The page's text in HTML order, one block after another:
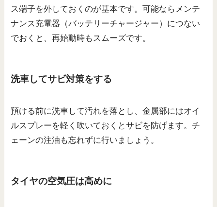
ス端子を外しておくのが基本です。可能ならメンテ
ナンス充電器（バッテリーチャージャー）につない
でおくと、再始動時もスムーズです。
洗車してサビ対策をする
預ける前に洗車して汚れを落とし、金属部にはオイ
ルスプレーを軽く吹いておくとサビを防げます。チ
ェーンの注油も忘れずに行いましょう。
タイヤの空気圧は高めに